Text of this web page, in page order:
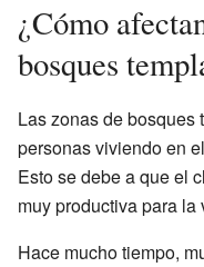
¿Cómo
bosques
Las zonas de bosques
personas viviendo en
Esto se debe a que el
muy productiva para
Hace mucho tiempo,